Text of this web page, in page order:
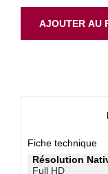
AJOUTER AU
Fiche technique
Résolution
Full HD